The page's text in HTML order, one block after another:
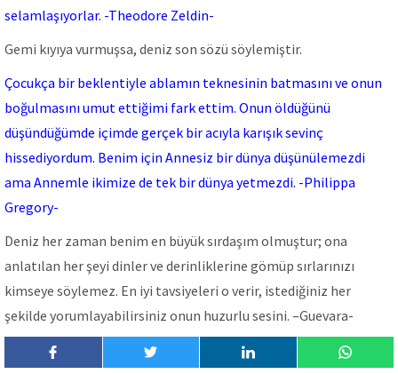
selamlaşıyorlar. -Theodore Zeldin-
Gemi kıyıya vurmuşsa, deniz son sözü söylemiştir.
Çocukça bir beklentiyle ablamın teknesinin batmasını ve onun
boğulmasını umut ettiğimi fark ettim. Onun öldüğünü
düşündüğümde içimde gerçek bir acıyla karışık sevinç
hissediyordum. Benim için Annesiz bir dünya düşünülemezdi
ama Annemle ikimize de tek bir dünya yetmezdi. -Philippa
Gregory-
Deniz her zaman benim en büyük sırdaşım olmuştur; ona
anlatılan her şeyi dinler ve derinliklerine gömüp sırlarınızı
kimseye söylemez. En iyi tavsiyeleri o verir, istediğiniz her
şekilde yorumlayabilirsiniz onun huzurlu sesini. –Guevara-